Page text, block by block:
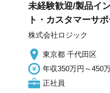
未経験歓迎/製品イ
ト・カスタマーサポ
株式会社ロジック
東京都 千代田区
年収350万円～450
正社員